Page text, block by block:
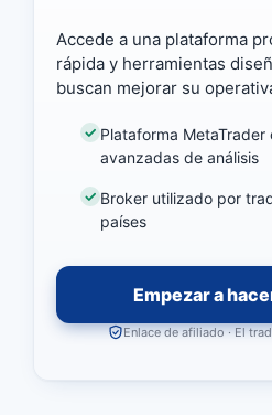
Accede a una plataforma
rápida y herramientas
buscan mejorar su
Plataforma MetaTrader
avanzadas de análisis
Broker utilizado por
países
Empezar a
Enlace de afiliado · El